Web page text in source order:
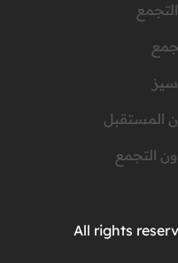
المستقبل
التجمع